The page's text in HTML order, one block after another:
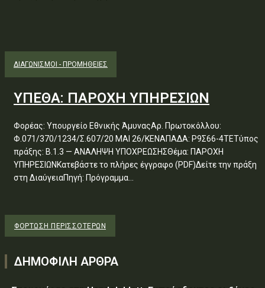
ΔΙΑΓΩΝΙΣΜΟΊ - ΠΡΟΜΉΘΕΙΕΣ
ΥΠΕΘΑ: ΠΑΡΟΧΗ ΥΠΗΡΕΣΙΩΝ
Φορέας: Υπουργείο Εθνικής ΆμυναςΑρ. Πρωτοκόλλου:
Φ.071/370/1234/Σ.607/20 ΜΑΙ 26/ΚΕΝΑΠΑΔΑ: Ρ9Σ66-4ΤΕΤύπος
πράξης: Β.1.3 — ΑΝΑΛΗΨΗ ΥΠΟΧΡΕΩΣΗΣΘέμα: ΠΑΡΟΧΗ
ΥΠΗΡΕΣΙΩΝΚατεβάστε το πλήρες έγγραφο (PDF)Δείτε την πράξη
στη ΔιαύγειαΠηγή: Πρόγραμμα...
ΦΌΡΤΩΣΗ ΠΕΡΙΣΣΟΤΈΡΩΝ
ΔΗΜΟΦΙΛΗ ΑΡΘΡΑ